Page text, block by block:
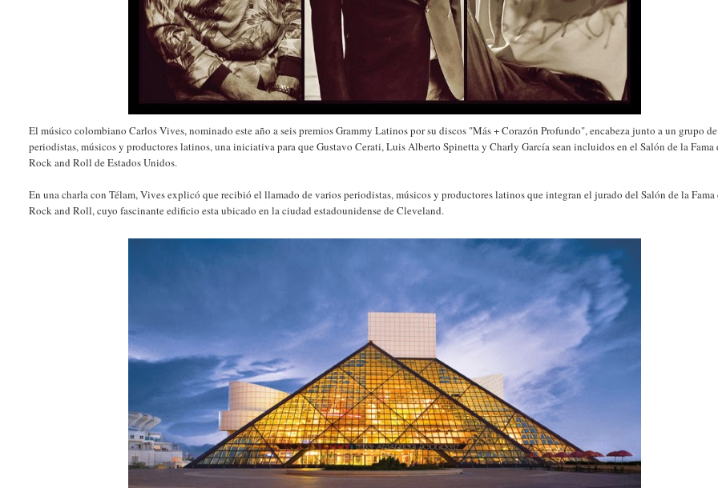
El músico colombiano Carlos Vives, nominado este año a seis premios Grammy Latinos por su discos "Más + Corazón Profundo", encabeza junto a un grupo de
periodistas, músicos y productores latinos, una iniciativa para que Gustavo Cerati, Luis Alberto Spinetta y Charly García sean incluidos en el Salón de la Fama
Rock and Roll de Estados Unidos.
En una charla con Télam, Vives explicó que recibió el llamado de varios periodistas, músicos y productores latinos que integran el jurado del Salón de la Fama
Rock and Roll, cuyo fascinante edificio esta ubicado en la ciudad estadounidense de Cleveland.